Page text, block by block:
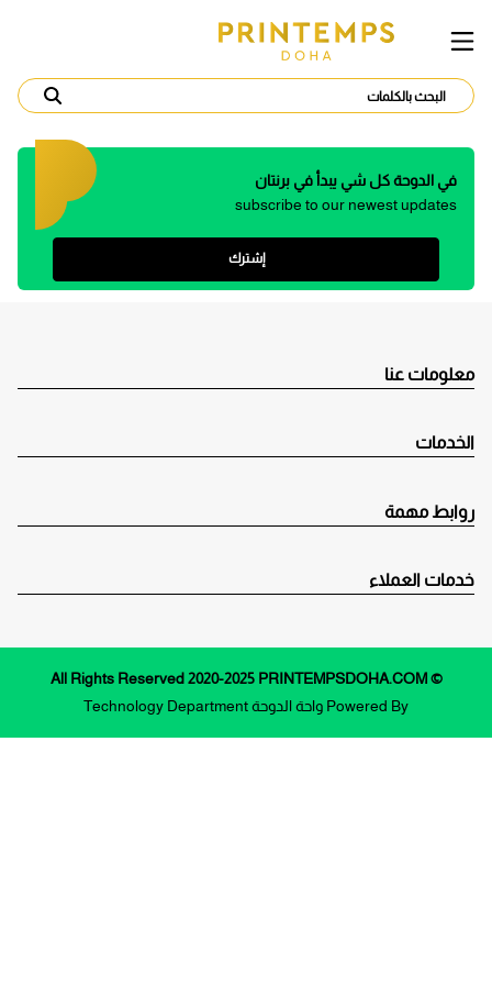
في الدوحة كل شي يبدأ في برنتان
subscribe to our newest updates
إشترك
معلومات عنا
الخدمات
روابط مهمة
خدمات العملاء
© All Rights Reserved 2020-2025 PRINTEMPSDOHA.COM
Powered By واحة الدوحة